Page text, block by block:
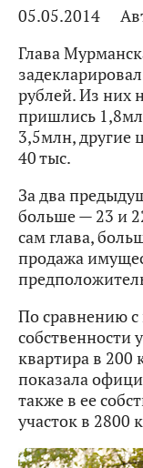
05.05.2014
Глава
рублей. Из них
пришлись
3,5млн, другие
40 тыс.
За два
больше — 23 и
сам глава,
продажа
По сравнению
собственности
квартира в 200
показала
также в ее
участок в 2800